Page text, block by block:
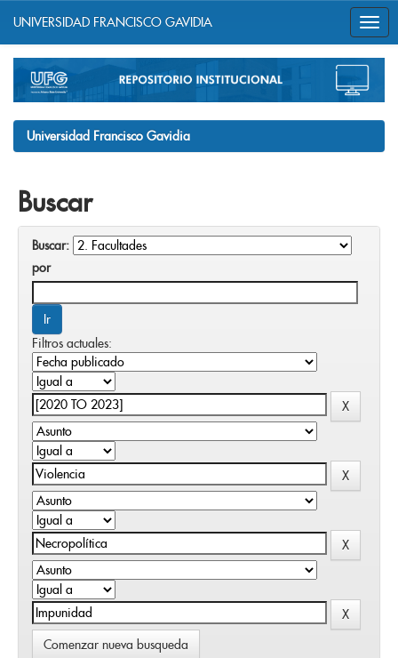
navigation
UNIVERSIDAD FRANCISCO GAVIDIA
Universidad Francisco Gavidia
Buscar
Buscar:
por
Filtros actuales:
Comenzar nueva busqueda